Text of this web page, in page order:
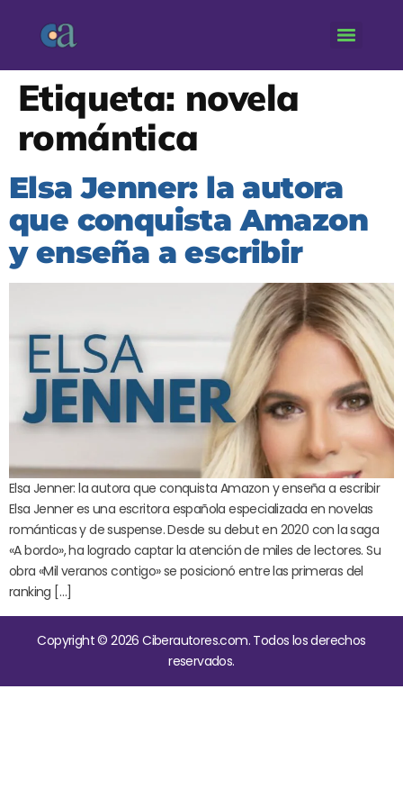
Etiqueta: novela
romántica
Elsa Jenner: la autora
que conquista Amazon
y enseña a escribir
Elsa Jenner: la autora que conquista Amazon y enseña a escribir
Elsa Jenner es una escritora española especializada en novelas
románticas y de suspense. Desde su debut en 2020 con la saga
«A bordo», ha logrado captar la atención de miles de lectores. Su
obra «Mil veranos contigo» se posicionó entre las primeras del
ranking […]
Copyright © 2026 Ciberautores.com. Todos los derechos
reservados.